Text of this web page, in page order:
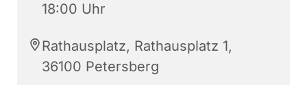
18:00 Uhr
Rathausplatz, Rathausplatz 1,
36100 Petersberg